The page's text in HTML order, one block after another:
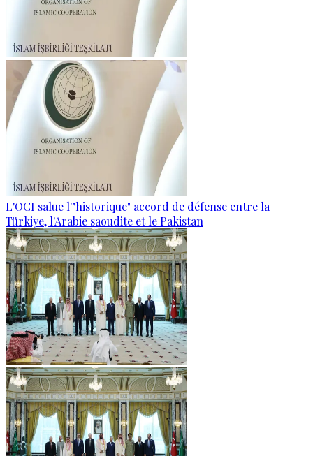
L'OCI salue l'"historique" accord de défense entre la
Türkiye, l'Arabie saoudite et le Pakistan